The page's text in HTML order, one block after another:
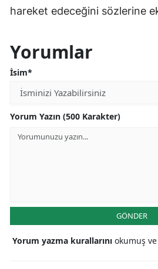
hareket edeceğini sözlerine
Yorumlar
İsim*
Yorum Yazın (500 Karakter)
GÖNDER
Yorum yazma kurallarını okumuş ve